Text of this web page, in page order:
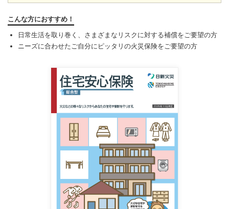
こんな方におすすめ！
日常生活を取り巻く、さまざまなリスクに対する補償をご要望の方
ニーズに合わせたご自分にピッタリの火災保険をご要望の方